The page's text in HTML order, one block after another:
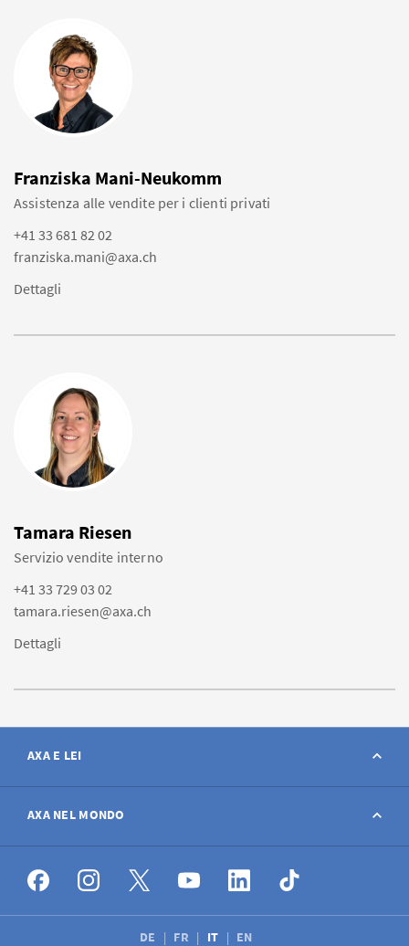
Franziska Mani-Neukomm
Assistenza alle vendite per i clienti privati
+41 33 681 82 02
franziska.mani@axa.ch
Dettagli
Tamara Riesen
Servizio vendite interno
+41 33 729 03 02
tamara.riesen@axa.ch
Dettagli
AXA E LEI
Contatto
Avviso sinistro
Offerte di lavoro
AXA NEL MONDO
AXA nel mondo
DE FR IT EN